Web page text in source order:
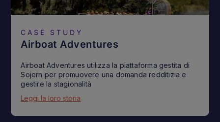
CASE STUDY
Airboat Adventures
Airboat Adventures utilizza la piattaforma gestita di
Sojern per promuovere una domanda redditizia e
gestire la stagionalità
Leggi la loro storia